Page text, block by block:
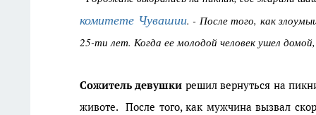
комитете Чувашии. - После того, как
25-ти лет. Когда ее молодой человек ушел
Сожитель девушки решил вернуться на
животе. После того, как мужчина вызвал